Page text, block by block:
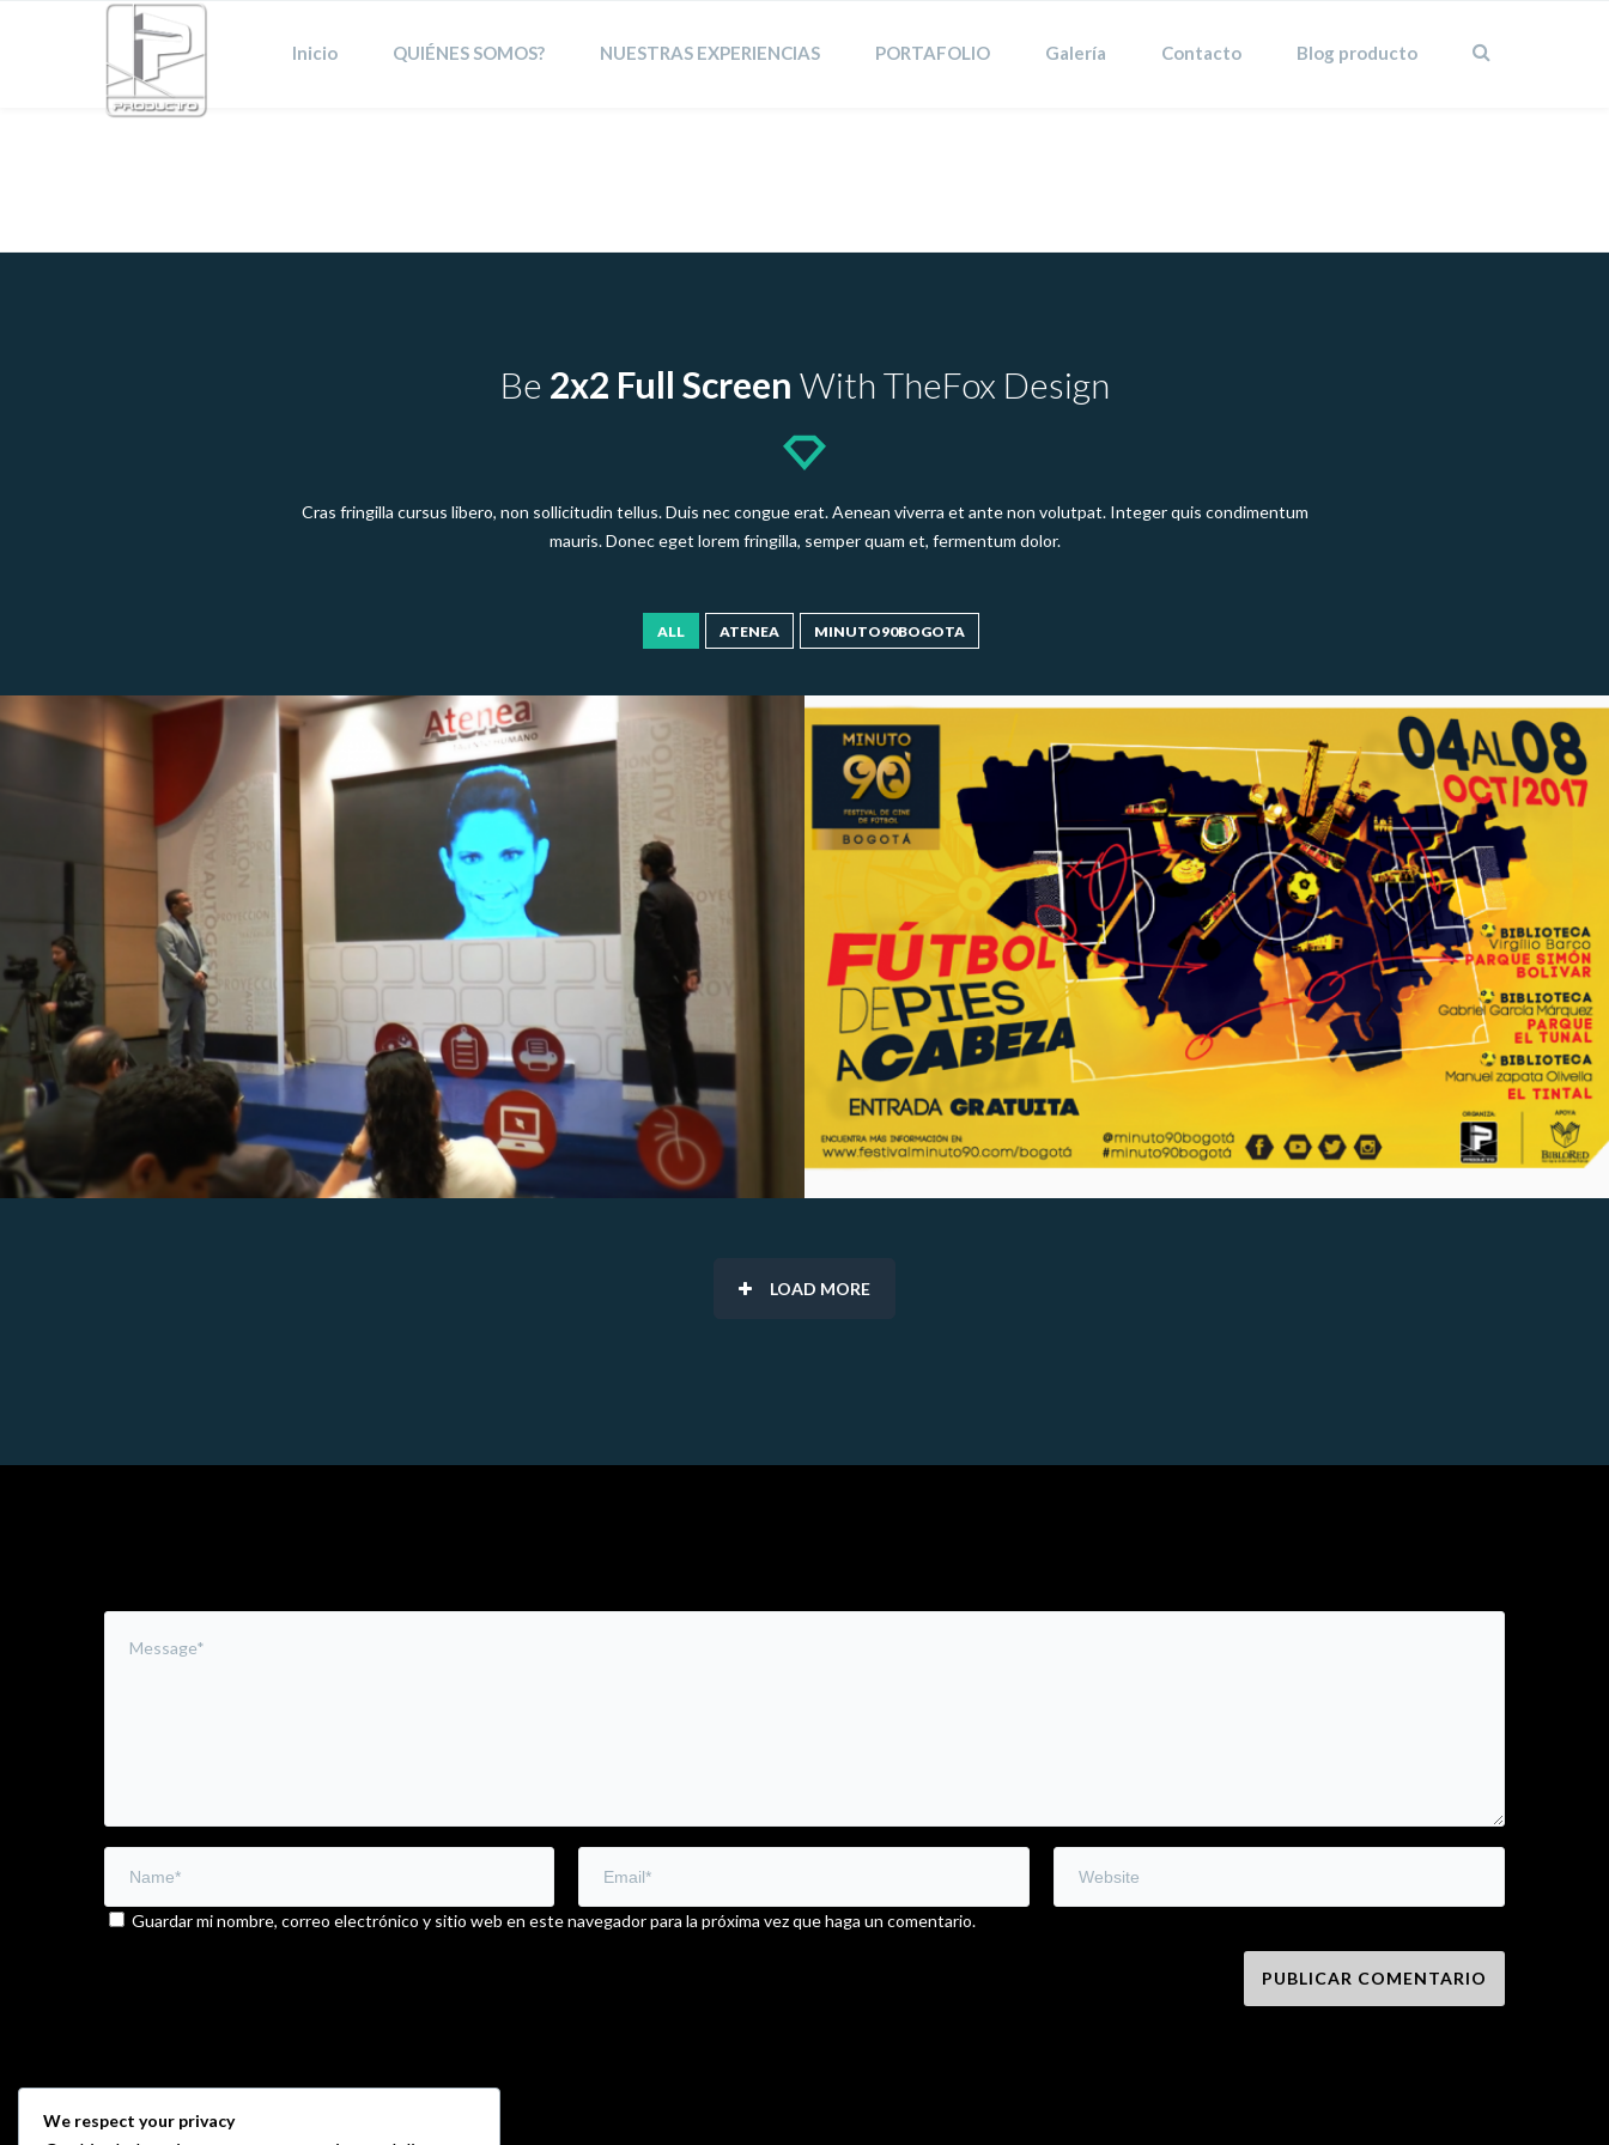
Inicio QUIÉNES SOMOS? NUESTRAS EXPERIENCIAS PORTAFOLIO Galería Contacto Blog producto
Be 2x2 Full Screen With TheFox Design
Cras fringilla cursus libero, non sollicitudin tellus. Duis nec congue erat. Aenean viverra et ante non volutpat. Integer quis condimentum
mauris. Donec eget lorem fringilla, semper quam et, fermentum dolor.
ALL ATENEA MINUTO90BOGOTA
LOAD MORE
Guardar mi nombre, correo electrónico y sitio web en este navegador para la próxima vez que haga un comentario.
We respect your privacy